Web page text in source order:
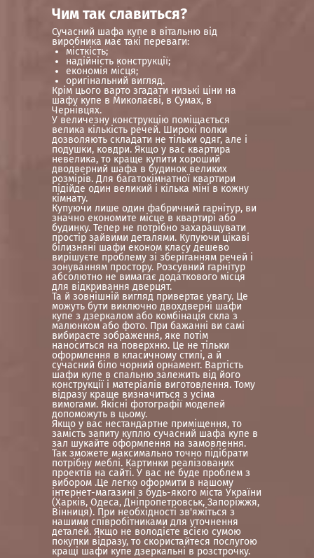
Чим так славиться?
Сучасний шафа купе в вітальню від
виробника має такі переваги:
місткість;
надійність конструкції;
економія місця;
оригінальний вигляд.
Крім цього варто згадати низькі ціни на
шафу купе в Миколаєві, в Сумах, в
Чернівцях.
У величезну конструкцію поміщається
велика кількість речей. Широкі полки
дозволяють складати не тільки одяг, але і
подушки, ковдри. Якщо у вас квартира
невелика, то краще купити хороший
дводверний шафа в будинок великих
розмірів. Для багатокімнатної квартири
підійде один великий і кілька міні в кожну
кімнату.
Купуючи лише один фабричний гарнітур, ви
значно економите місце в квартирі або
будинку. Тепер не потрібно захаращувати
простір зайвими деталями. Купуючи цікаві
білизняні шафи економ класу дешево
вирішуєте проблему зі зберіганням речей і
зонуванням простору. Розсувний гарнітур
абсолютно не вимагає додаткового місця
для відкривання дверцят.
Та й зовнішній вигляд привертає увагу. Це
можуть бути виключно двохдверні шафи
купе з дзеркалом або комбінація скла з
малюнком або фото. При бажанні ви самі
вибираєте зображення, яке потім
наноситься на поверхню. Це не тільки
оформлення в класичному стилі, а й
сучасний біло чорний орнамент. Вартість
шафи купе в спальню залежить від його
конструкції і матеріалів виготовлення. Тому
відразу краще визначиться з усіма
вимогами. Якісні фотографії моделей
допоможуть в цьому.
Якщо у вас нестандартне приміщення, то
замість запиту куплю сучасний шафа купе в
зал шукайте оформлення на замовлення.
Так зможете максимально точно підібрати
потрібну меблі. Картинки реалізованих
проектів на сайті. У вас не буде проблем з
вибором .Це легко оформити в нашому
інтернет-магазині з будь-якого міста України
(Харків, Одеса, Дніпропетровськ, Запоріжжя,
Вінниця). При необхідності зв'яжіться з
нашими співробітниками для уточнення
деталей. Якщо не володієте всією сумою
покупки відразу, то скористайтеся послугою
кращі шафи купе дзеркальні в розстрочку.